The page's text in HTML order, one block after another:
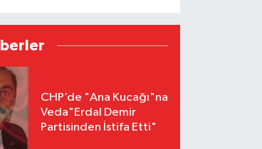
CHP’de "Ana Kucağı"na
Veda"Erdal Demir
Partisinden İstifa Etti"